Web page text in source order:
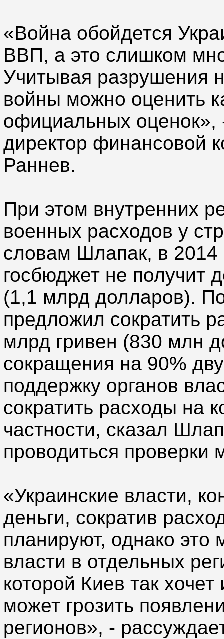
«Война обойдется
ВВП, а это слишком
Учитывая разрушения
войны можно оценить
официальных оценок»,
директор финансовой
Раннев.
При этом внутренних
военных расходов у
словам Шлапак, в 2014
госбюджет не получит
(1,1 млрд долларов).
предложил сократить
млрд гривен (830 млн
сокращения на 90%
поддержку органов
сократить расходы на
частности, сказал
проводиться проверки
«Украинские власти,
деньги, сократив
планируют, однако это
власти в отдельных
которой Киев так
может грозить
регионов», -